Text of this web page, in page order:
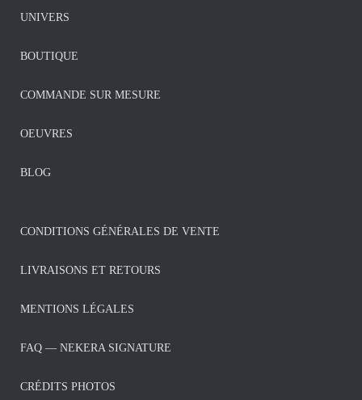
UNIVERS
BOUTIQUE
COMMANDE SUR MESURE
OEUVRES
BLOG
CONDITIONS GÉNÉRALES DE VENTE
LIVRAISONS ET RETOURS
MENTIONS LÉGALES
FAQ — NEKERA SIGNATURE
CRÉDITS PHOTOS